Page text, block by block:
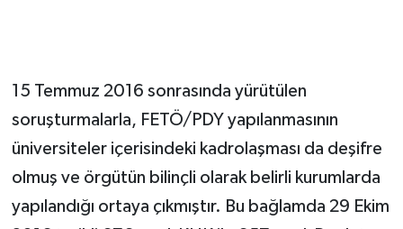
15 Temmuz 2016 sonrasında yürütülen
soruşturmalarla, FETÖ/PDY yapılanmasının
üniversiteler içerisindeki kadrolaşması da deşifre
olmuş ve örgütün bilinçli olarak belirli kurumlarda
yapılandığı ortaya çıkmıştır. Bu bağlamda 29 Ekim